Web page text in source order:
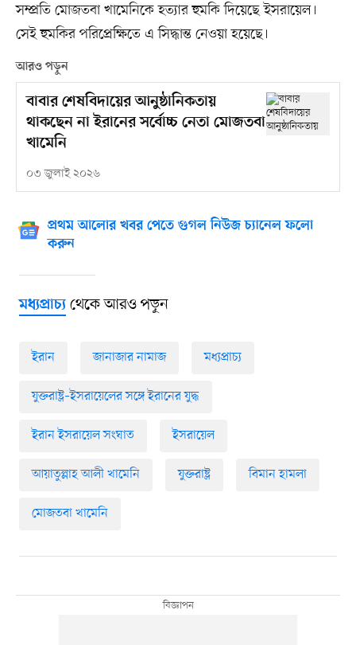
সম্প্রতি মোজতবা খামেনিকে হত্যার হুমকি দিয়েছে ইসরায়েল।
সেই হুমকির পরিপ্রেক্ষিতে এ সিদ্ধান্ত নেওয়া হয়েছে।
আরও পড়ুন
বাবার শেষবিদায়ের আনুষ্ঠানিকতায়
থাকছেন না ইরানের সর্বোচ্চ নেতা মোজতবা
খামেনি
০৩ জুলাই ২০২৬
প্রথম আলোর খবর পেতে গুগল নিউজ চ্যানেল ফলো
করুন
মধ্যপ্রাচ্যথেকে আরও পড়ুন
ইরান জানাজার নামাজ মধ্যপ্রাচ্য
যুক্তরাষ্ট্র–ইসরায়েলের সঙ্গে ইরানের যুদ্ধ
ইরান ইসরায়েল সংঘাত ইসরায়েল
আয়াতুল্লাহ আলী খামেনি যুক্তরাষ্ট্র বিমান হামলা
মোজতবা খামেনি